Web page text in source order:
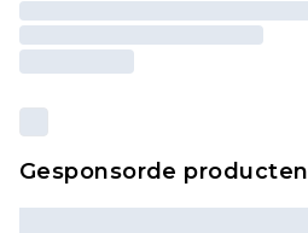
Gesponsorde producten